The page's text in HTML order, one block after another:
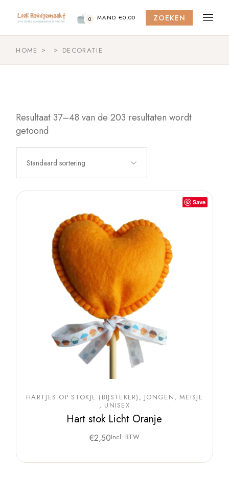
content
0 MAND €0,00 ZOEKEN
HOME DECORATIE
Resultaat 37–48 van de 203 resultaten wordt
getoond
Standaard sortering
Save
HARTJES OP STOKJE (BIJSTEKER) JONGEN
MEISJE
UNISEX
Hart stok Licht Oranje
€2,50Incl. BTW